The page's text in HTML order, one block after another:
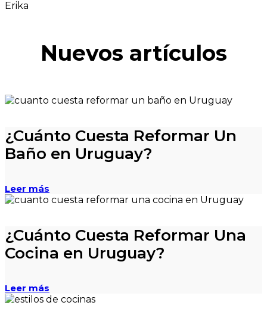
Erika
Nuevos artículos
¿Cuánto Cuesta Reformar Un
Baño en Uruguay?
Leer más
¿Cuánto Cuesta Reformar Una
Cocina en Uruguay?
Leer más